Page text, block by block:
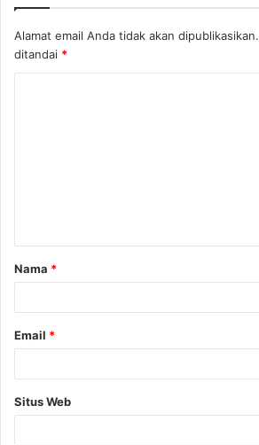
Alamat email Anda tidak akan dipublikasikan.
ditandai *
a
r
Nama *
Email *
Situs Web